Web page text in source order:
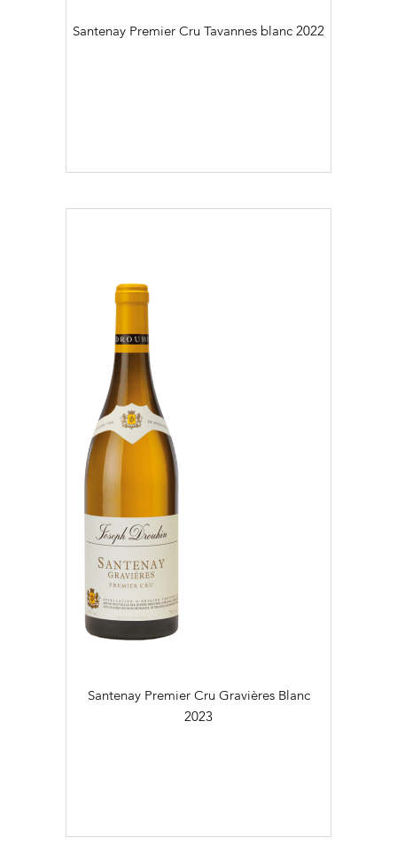
Santenay Premier Cru Tavannes blanc 2022
Santenay Premier Cru Gravières Blanc
2023